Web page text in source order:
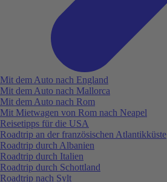
Mit dem Auto nach England
Mit dem Auto nach Mallorca
Mit dem Auto nach Rom
Mit Mietwagen von Rom nach Neapel
Reisetipps für die USA
Roadtrip an der französischen Atlantikküste
Roadtrip durch Albanien
Roadtrip durch Italien
Roadtrip durch Schottland
Roadtrip nach Sylt